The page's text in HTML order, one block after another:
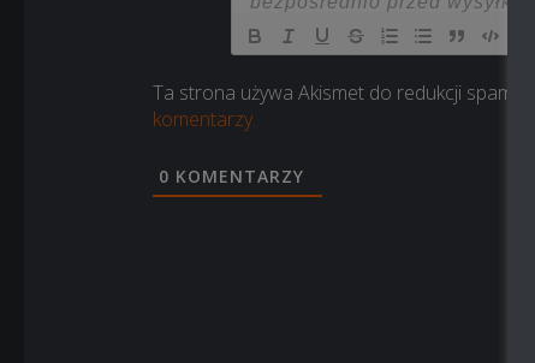
Ta strona używa Akismet do redukcji spamu.
komentarzy.
0 KOMENTARZY